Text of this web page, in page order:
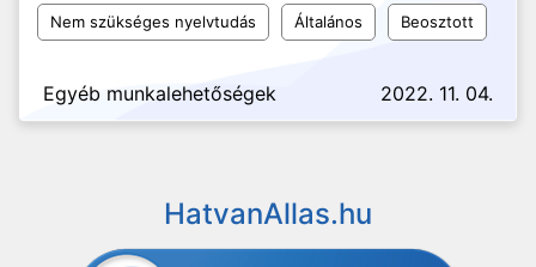
Nem szükséges nyelvtudás Általános Beosztott
Egyéb munkalehetőségek 2022. 11. 04.
HatvanAllas.hu